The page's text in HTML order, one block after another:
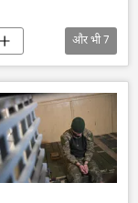
और भी7